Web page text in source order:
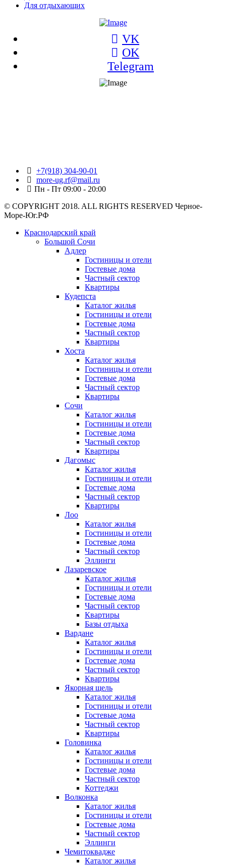
Для отдыхающих
VK
OK
Telegram
+7(918) 304-90-01
more-ug.rf@mail.ru
Пн - Пт 09:00 - 20:00
© COPYRIGHT 2018. ALL RIGHTS RESERVED Черное-
Море-Юг.РФ
Краснодарский край
Большой Сочи
Адлер
Гостиницы и отели
Гостевые дома
Частный сектор
Квартиры
Кудепста
Каталог жилья
Гостиницы и отели
Гостевые дома
Частный сектор
Квартиры
Хоста
Каталог жилья
Гостиницы и отели
Гостевые дома
Частный сектор
Квартиры
Сочи
Каталог жилья
Гостиницы и отели
Гостевые дома
Частный сектор
Квартиры
Дагомыс
Каталог жилья
Гостиницы и отели
Гостевые дома
Частный сектор
Квартиры
Лоо
Каталог жилья
Гостиницы и отели
Гостевые дома
Частный сектор
Эллинги
Лазаревское
Каталог жилья
Гостиницы и отели
Гостевые дома
Частный сектор
Квартиры
Базы отдыха
Вардане
Каталог жилья
Гостиницы и отели
Гостевые дома
Частный сектор
Квартиры
Якорная щель
Каталог жилья
Гостиницы и отели
Гостевые дома
Частный сектор
Квартиры
Головинка
Каталог жилья
Гостиницы и отели
Гостевые дома
Частный сектор
Коттеджи
Волконка
Каталог жилья
Гостиницы и отели
Гостевые дома
Частный сектор
Эллинги
Чемитоквадже
Каталог жилья